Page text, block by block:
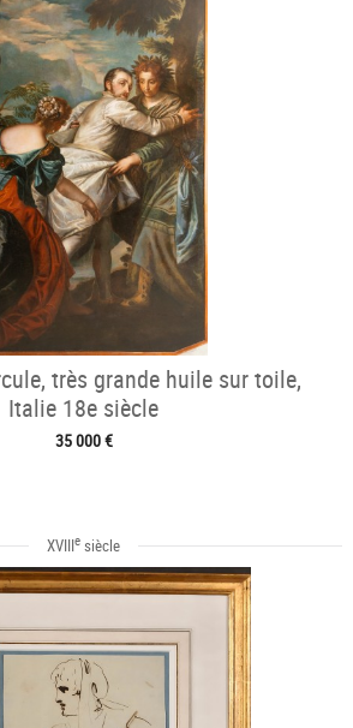
très grande huile sur toile,
Italie 18e siècle
35 000 €
XVIIIe siècle